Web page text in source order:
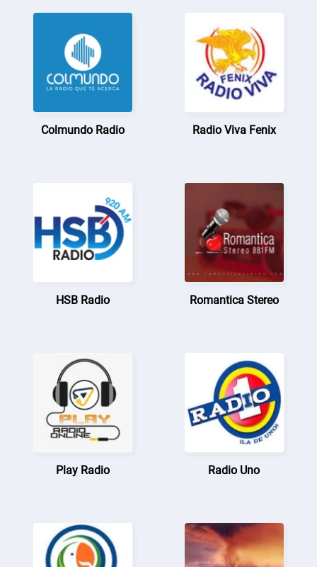
Colmundo Radio Radio Viva Fenix
HSB Radio Romantica Stereo
Play Radio Radio Uno